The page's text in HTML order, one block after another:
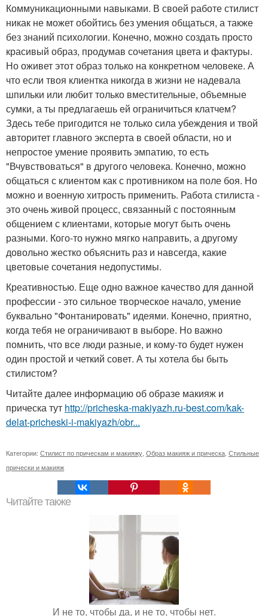
Коммуникационными навыками. В своей работе стилист
никак не может обойтись без умения общаться, а также
без знаний психологии. Конечно, можно создать просто
красивый образ, продумав сочетания цвета и фактуры.
Но оживет этот образ только на конкретном человеке. А
что если твоя клиентка никогда в жизни не надевала
шпильки или любит только вместительные, объемные
сумки, а ты предлагаешь ей ограничиться клатчем?
Здесь тебе пригодится не только сила убеждения и твой
авторитет главного эксперта в своей области, но и
непростое умение проявить эмпатию, то есть
"Вчувствоваться" в другого человека. Конечно, можно
общаться с клиентом как с противником на поле боя. Но
можно и военную хитрость применить. Работа стилиста -
это очень живой процесс, связанный с постоянным
общением с клиентами, которые могут быть очень
разными. Кого-то нужно мягко направить, а другому
довольно жестко объяснить раз и навсегда, какие
цветовые сочетания недопустимы.
Креативностью. Еще одно важное качество для данной
профессии - это сильное творческое начало, умение
буквально "Фонтанировать" идеями. Конечно, приятно,
когда тебя не ограничивают в выборе. Но важно
помнить, что все люди разные, и кому-то будет нужен
один простой и четкий совет. А ты хотела бы быть
стилистом?
Читайте далее информацию об образе макияж и
прическа тут http://pricheska-makiyazh.ru-best.com/kak-
delat-pricheski-i-makiyazh/obr...
Категории: Стилист по прическам и макияжу Образ макияж и прическа Стильные
прически и макияж
Читайте также
И не то, чтобы да, и не то, чтобы нет.